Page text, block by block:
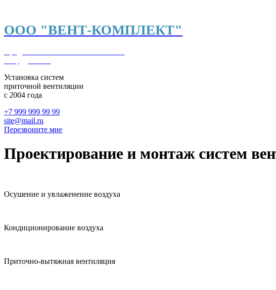
ООО "ВЕНТ-КОМПЛЕКТ"
Установка систем
приточной вентиляции
с 2004 года
+7 999 999 99 99
site@mail.ru
Перезвоните мне
Проектирование и монтаж систем
Осушение и увлаженение воздуха
Кондиционирование воздуха
Приточно-вытяжная вентиляция